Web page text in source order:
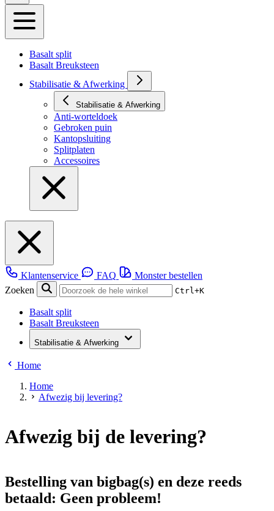
Basalt split
Basalt Breuksteen
Stabilisatie & Afwerking
Stabilisatie & Afwerking
Anti-worteldoek
Gebroken puin
Kantopsluiting
Splitplaten
Accessoires
Klantenservice FAQ
Monster bestellen
Zoeken
Ctrl+K
Basalt split
Basalt Breuksteen
Stabilisatie & Afwerking
Home
Home
Afwezig bij levering?
Afwezig bij de levering?
Bestelling van bigbag(s) en deze reeds
betaald: Geen probleem!